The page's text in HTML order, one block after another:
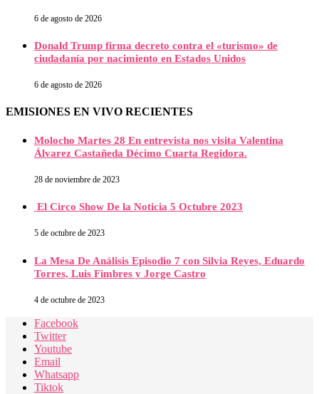
6 de agosto de 2026
Donald Trump firma decreto contra el «turismo» de
ciudadanía por nacimiento en Estados Unidos
6 de agosto de 2026
EMISIONES EN VIVO RECIENTES
Molocho Martes 28 En entrevista nos visita Valentina
Álvarez Castañeda Décimo Cuarta Regidora.
28 de noviembre de 2023
El Circo Show De la Noticia 5 Octubre 2023
5 de octubre de 2023
La Mesa De Análisis Episodio 7 con Silvia Reyes, Eduardo
Torres, Luis Fimbres y Jorge Castro
4 de octubre de 2023
Facebook
Twitter
Youtube
Email
Whatsapp
Tiktok